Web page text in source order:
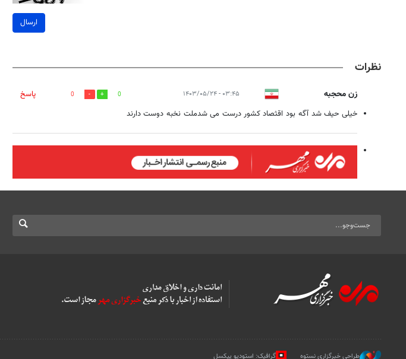
ارسال
نظرات
زن محجبه ۰۳:۴۵ - ۱۴۰۳/۰۵/۲۴ 0
0
پاسخ
خیلی حیف شد آگه بود اقثصاد کشور درست می شدملت نخبه دوست دارند
طراحی خبرگزاری نستوه گرافیک: استودیو پیکسل